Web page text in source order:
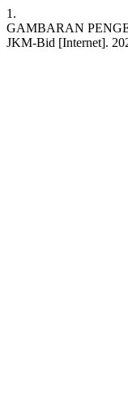
1.
GAMBARAN
JKM-Bid [Internet].